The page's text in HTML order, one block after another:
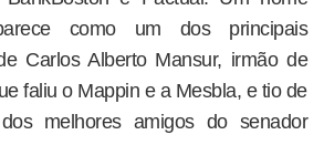
como um dos principais
Carlos Alberto Mansur, irmão de
faliu o Mappin e a Mesbla, e tio de
melhores amigos do senador